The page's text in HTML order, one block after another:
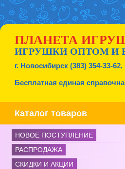
ПЛАНЕТА
ИГРУШКИ ОПТОМ И
г. Новосибирск (383) 354-33-62,
Бесплатная единая
Каталог товаров
НОВОЕ ПОСТУПЛЕНИЕ
РАСПРОДАЖА
СКИДКИ И АКЦИИ